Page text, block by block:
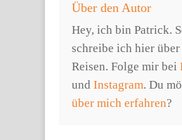
Über den Autor
Hey, ich bin Patrick.
schreibe ich hier über
Reisen. Folge mir bei
und Instagram. Du
über mich erfahren?